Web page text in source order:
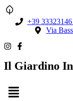
+39
Via
Il Giardino
Menu